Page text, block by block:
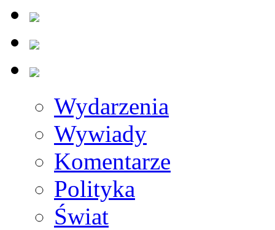
Wydarzenia
Wywiady
Komentarze
Polityka
Świat